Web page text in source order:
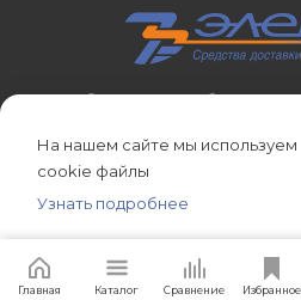
2026 © ЭЛЕКОН – кабельно-
Главная Каталог Сравнение Избранное
На нашем сайте мы используем
cookie файлы
Узнать подробнее